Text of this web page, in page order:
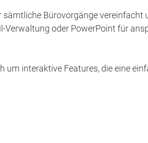
Bürovorgänge vereinfacht
oder PowerPoint für
interaktive Features, die eine